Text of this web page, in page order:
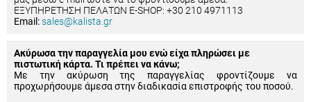
ΕΞΥΠΗΡΕΤΗΣΗ ΠΕΛΑΤΩΝ E-SHOP: +30 210 4971113
Email:sales@kalista.gr
Ακύρωσα την παραγγελία μου ενώ είχα πληρώσει με
πιστωτική κάρτα. Τι πρέπει να κάνω;
Με την ακύρωση της παραγγελίας φροντίζουμε να
προχωρήσουμε άμεσα στην διαδικασία επιστροφής του ποσού.